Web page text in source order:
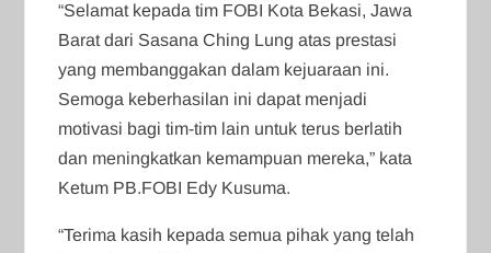
“Selamat kepada tim FOBI Kota Bekasi, Jawa
Barat dari Sasana Ching Lung atas prestasi
yang membanggakan dalam kejuaraan ini.
Semoga keberhasilan ini dapat menjadi
motivasi bagi tim-tim lain untuk terus berlatih
dan meningkatkan kemampuan mereka,” kata
Ketum PB.FOBI Edy Kusuma.
“Terima kasih kepada semua pihak yang telah